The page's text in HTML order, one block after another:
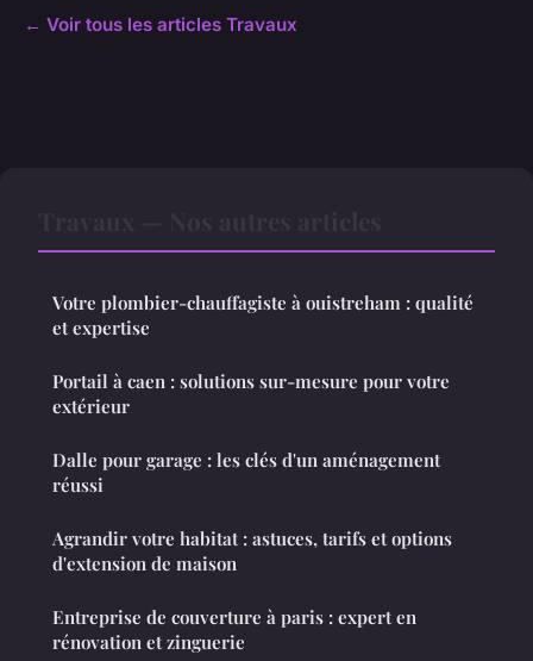
← Voir tous les articles Travaux
Votre plombier-chauffagiste à ouistreham : qualité
et expertise
Portail à caen : solutions sur-mesure pour votre
extérieur
Dalle pour garage : les clés d'un aménagement
réussi
Agrandir votre habitat : astuces, tarifs et options
d'extension de maison
Entreprise de couverture à paris : expert en
rénovation et zinguerie